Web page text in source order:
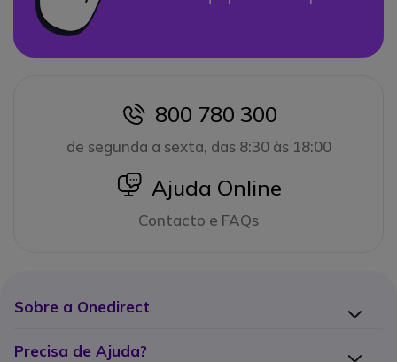
icon
800 780 300
de segunda a sexta, das 8:30 às 18:00
icon
Ajuda Online
Contacto e FAQs
Sobre a Onedirect
Precisa de Ajuda?